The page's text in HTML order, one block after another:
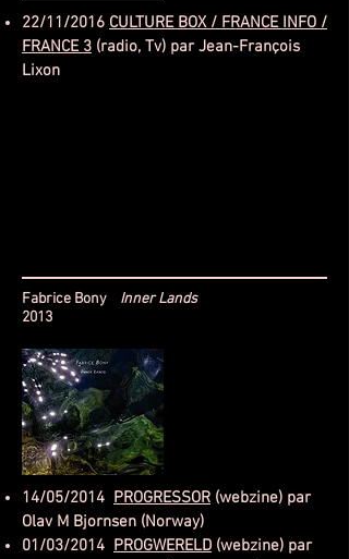
22/11/2016 CULTURE BOX / FRANCE INFO /
FRANCE 3 (radio, Tv) par Jean-François
Lixon
Fabrice Bony Inner Lands
2013
14/05/2014 PROGRESSOR (webzine) par
Olav M Bjornsen (Norway)
01/03/2014 PROGWERELD (webzine) par